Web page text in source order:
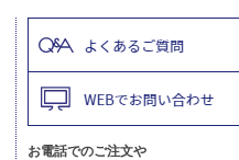
お電話でのご注文や